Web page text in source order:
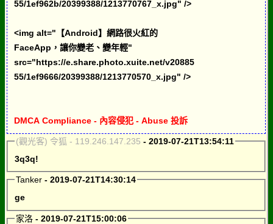
55/1ef962b/20399388/1213770767_x.jpg" />
<img alt="【Android】網路很火紅的
FaceApp，讓你變老、變年輕"
src="https://e.share.photo.xuite.net/v20885
55/1ef9666/20399388/1213770570_x.jpg" />
DMCA Compliance - 內容侵犯 - Abuse 投訴
(觀光客) 令狐 - 119.246.147.235 - 2019-07-21T13:54:11
3q3q!
Tanker- 2019-07-21T14:30:14
ge
家洛- 2019-07-21T15:00:06